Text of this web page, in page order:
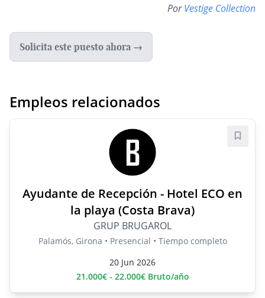
PorVestige Collection
Solicita este puesto ahora →
Empleos relacionados
Ayudante de Recepción - Hotel ECO en
la playa (Costa Brava)
GRUP BRUGAROL
Palamós, Girona • Presencial • Tiempo completo
20 Jun 2026
21.000€ - 22.000€ Bruto/año